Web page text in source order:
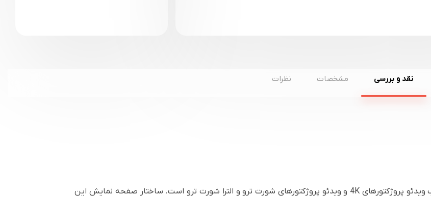
نقد و بررسی مشخصات نظرات
پرده نمایش پروژکتور سلکسون ALR 100 inch مناسب ویدئو پروژکتورهای 4K و ویدئو پروژکتورهای شورت ترو و الترا شورت ترو است. ساختار صفحه نمایش این